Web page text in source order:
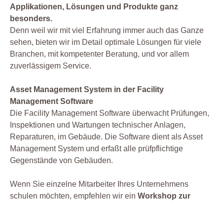
Applikationen, Lösungen und Produkte ganz
besonders.
Denn weil wir mit viel Erfahrung immer auch das Ganze
sehen, bieten wir im Detail optimale Lösungen für viele
Branchen, mit kompetenter Beratung, und vor allem
zuverlässigem Service.
Asset Management System in der Facility
Management Software
Die Facility Management Software überwacht Prüfungen,
Inspektionen und Wartungen technischer Anlagen,
Reparaturen, im Gebäude. Die Software dient als Asset
Management System und erfaßt alle prüfpflichtige
Gegenstände von Gebäuden.
Wenn Sie einzelne Mitarbeiter Ihres Unternehmens
schulen möchten, empfehlen wir ein Workshop zur